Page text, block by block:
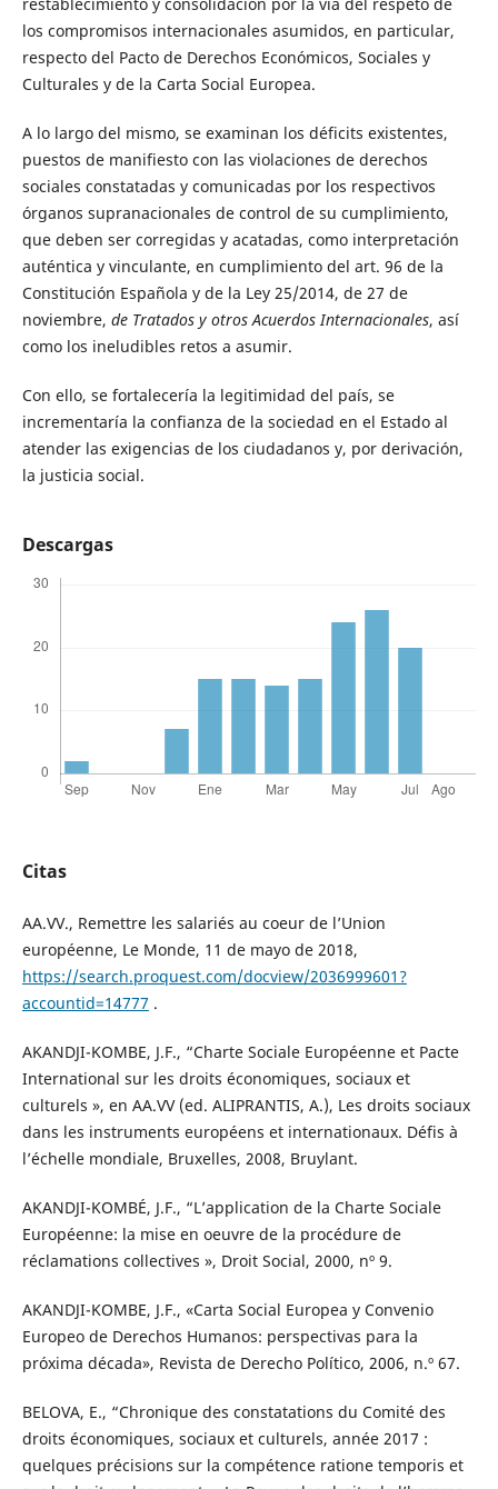
los compromisos internacionales asumidos, en particular,
respecto del Pacto de Derechos Económicos, Sociales y
Culturales y de la Carta Social Europea.
A lo largo del mismo, se examinan los déficits existentes,
puestos de manifiesto con las violaciones de derechos
sociales constatadas y comunicadas por los respectivos
órganos supranacionales de control de su cumplimiento,
que deben ser corregidas y acatadas, como interpretación
auténtica y vinculante, en cumplimiento del art. 96 de la
Constitución Española y de la Ley 25/2014, de 27 de
noviembre, de Tratados y otros Acuerdos Internacionales, así
como los ineludibles retos a asumir.
Con ello, se fortalecería la legitimidad del país, se
incrementaría la confianza de la sociedad en el Estado al
atender las exigencias de los ciudadanos y, por derivación,
la justicia social.
Descargas
Citas
AA.VV., Remettre les salariés au coeur de l’Union
européenne, Le Monde, 11 de mayo de 2018,
https://search.proquest.com/docview/2036999601?
accountid=14777 .
AKANDJI-KOMBE, J.F., “Charte Sociale Européenne et Pacte
International sur les droits économiques, sociaux et
culturels », en AA.VV (ed. ALIPRANTIS, A.), Les droits sociaux
dans les instruments européens et internationaux. Défis à
l’échelle mondiale, Bruxelles, 2008, Bruylant.
AKANDJI-KOMBÉ, J.F., “L’application de la Charte Sociale
Européenne: la mise en oeuvre de la procédure de
réclamations collectives », Droit Social, 2000, nº 9.
AKANDJI-KOMBE, J.F., «Carta Social Europea y Convenio
Europeo de Derechos Humanos: perspectivas para la
próxima década», Revista de Derecho Político, 2006, n.º 67.
BELOVA, E., “Chronique des constatations du Comité des
droits économiques, sociaux et culturels, année 2017 :
quelques précisions sur la compétence ratione temporis et